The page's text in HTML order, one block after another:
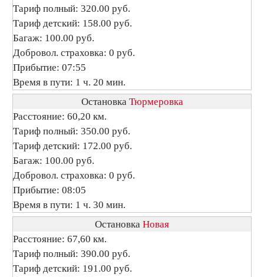
Тариф полный: 320.00 руб.
Тариф детский: 158.00 руб.
Багаж: 100.00 руб.
Добровол. страховка: 0 руб.
Прибытие: 07:55
Время в пути: 1 ч. 20 мин.
Остановка Тюрмеровка
Расстояние: 60,20 км.
Тариф полный: 350.00 руб.
Тариф детский: 172.00 руб.
Багаж: 100.00 руб.
Добровол. страховка: 0 руб.
Прибытие: 08:05
Время в пути: 1 ч. 30 мин.
Остановка Новая
Расстояние: 67,60 км.
Тариф полный: 390.00 руб.
Тариф детский: 191.00 руб.